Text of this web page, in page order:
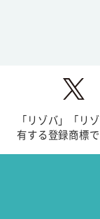
「リゾバ」「リ
有する登録商標で